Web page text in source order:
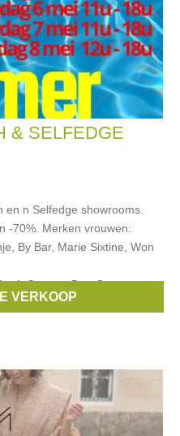
& SELFEDGE
n Selfedge showrooms.
-70%. Merken vrouwen:
By Bar, Marie Sixtine, Won
,Comme Des Garçons,
VERKOOP